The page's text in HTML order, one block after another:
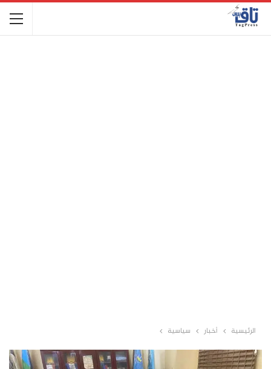
الرئيسية أخبار سياسية